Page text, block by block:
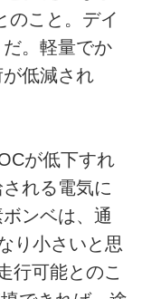
のこと。デイ
。軽量でか
低減され
が低下すれ
れる電気に
ンベは、通
り小さいと思
行可能とのこ